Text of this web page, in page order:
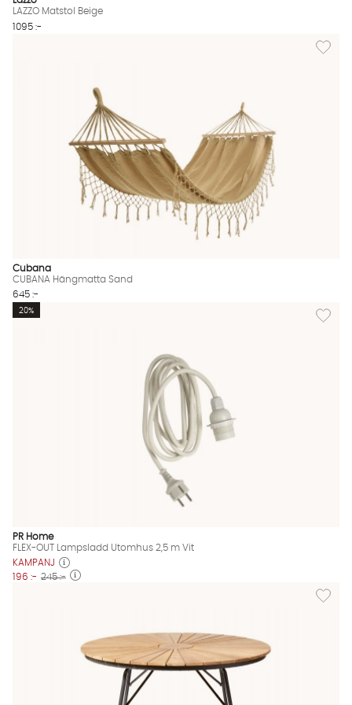
LAZZO Matstol Beige
1095 :-
Lägg
Cubana
CUBANA Hängmatta Sand
645 :-
Lägg
20%
PR Home
FLEX-OUT Lampsladd Utomhus 2,5 m Vit
KAMPANJ
196 :- 245 :-
Lägg